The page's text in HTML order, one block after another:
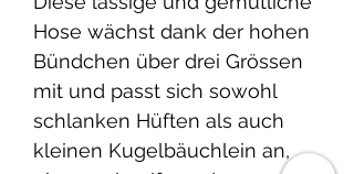
Hose wächst dank der hohen
Bündchen über drei Grössen
mit und passt sich sowohl
schlanken Hüften als auch
kleinen Kugelbäuchlein an,